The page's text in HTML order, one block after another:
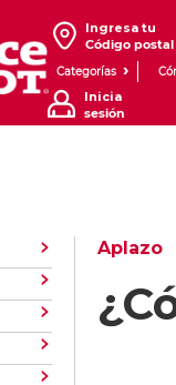
Ingresa tu
Código postal
Categorías
Inicia
sesión
Aplazo